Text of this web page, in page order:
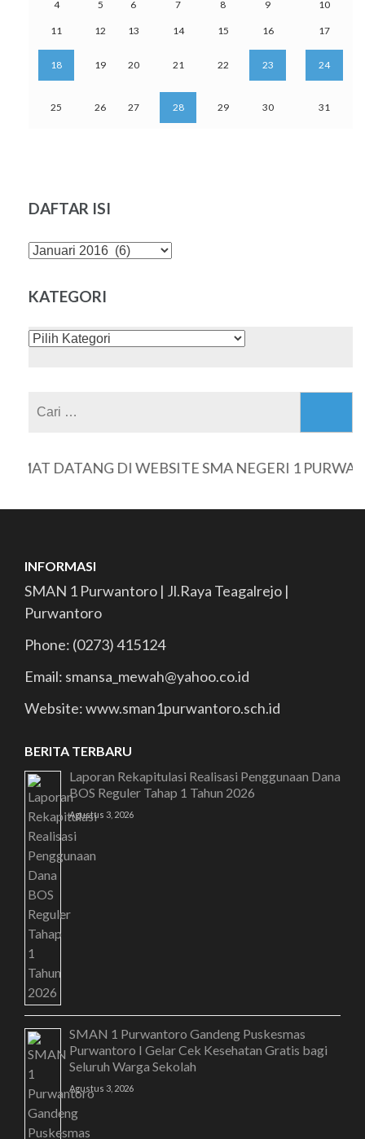
4 5 6 7 8 9 10
11 12 13 14 15 16 17
18 19 20 21 22 23 24
25 26 27 28 29 30 31
DAFTAR ISI
DAFTAR
KATEGORI
KATEGORI
DATANG DI WEBSITE SMA NEGERI 1
INFORMASI
SMAN 1 Purwantoro | Jl.Raya Teagalrejo |
Purwantoro
Phone: (0273) 415124
Email: smansa_mewah@yahoo.co.id
Website: www.sman1purwantoro.sch.id
BERITA TERBARU
Laporan Rekapitulasi Realisasi Penggunaan Dana
BOS Reguler Tahap 1 Tahun 2026
Agustus 3, 2026
SMAN 1 Purwantoro Gandeng Puskesmas
Purwantoro I Gelar Cek Kesehatan Gratis bagi
Seluruh Warga Sekolah
Agustus 3, 2026